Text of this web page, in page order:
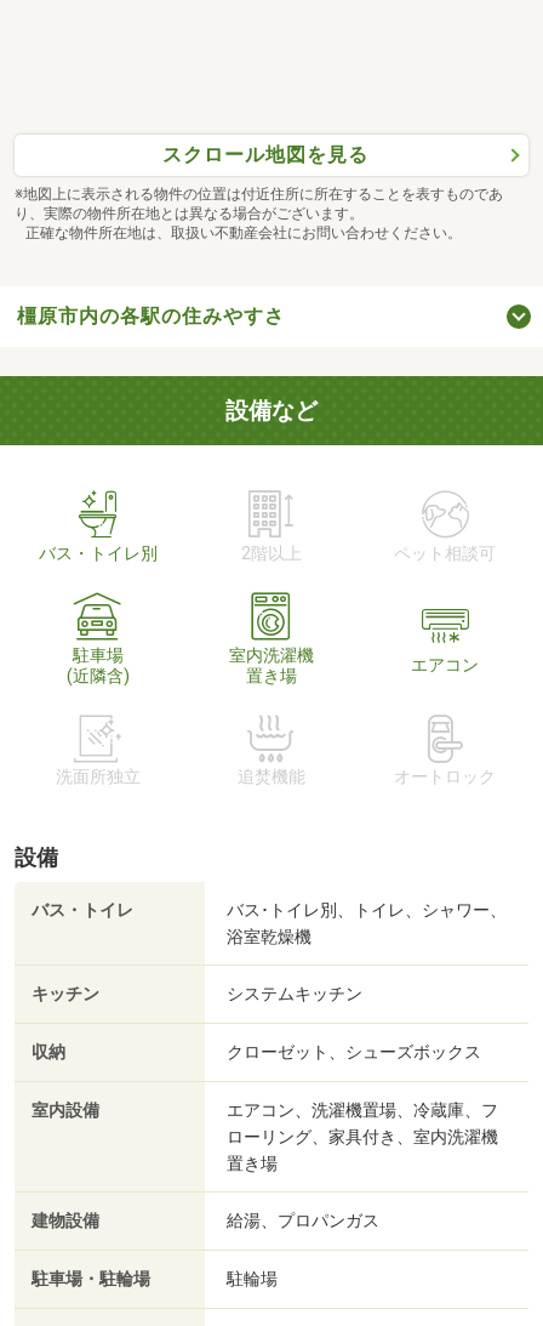
スクロール地図を見る
※地図上に表示される物件の位置は付近住所に所在することを表すものであ
り、実際の物件所在地とは異なる場合がございます。
正確な物件所在地は、取扱い不動産会社にお問い合わせください。
橿原市内の各駅の住みやすさ
設備など
バス・トイレ別 2階以上 ペット相談可
駐車場
(近隣含)
室内洗濯機
置き場
エアコン
洗面所独立 追焚機能 オートロック
設備
バス・トイレ
バス･トイレ別、トイレ、シャワー、
浴室乾燥機
キッチン システムキッチン
収納 クローゼット、シューズボックス
室内設備
エアコン、洗濯機置場、冷蔵庫、フ
ローリング、家具付き、室内洗濯機
置き場
建物設備 給湯、プロパンガス
駐車場・駐輪場 駐輪場